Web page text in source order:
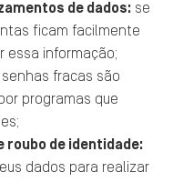
de dados: se
ficam facilmente
essa informação;
senhas fracas são
programas que
roubo de identidade:
dados para realizar